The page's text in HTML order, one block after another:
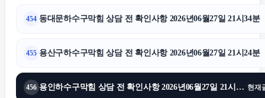
454 동대문하수구막힘 상담 전 확인사항 2026년06월27일 21시34분
455 용산구하수구막힘 상담 전 확인사항 2026년06월27일 21시24분
456 용인하수구막힘 상담 전 확인사항 2026년06월27일 21시17분 현재